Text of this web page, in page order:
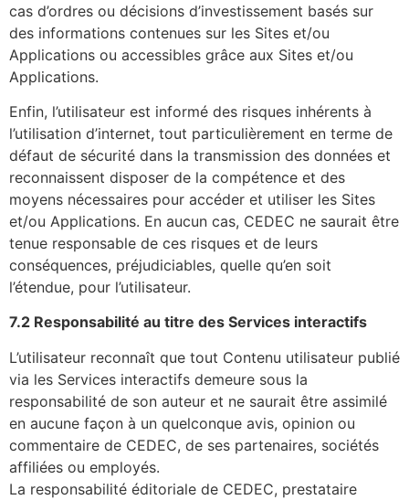
cas d’ordres ou décisions d’investissement basés sur
des informations contenues sur les Sites et/ou
Applications ou accessibles grâce aux Sites et/ou
Applications.
Enfin, l’utilisateur est informé des risques inhérents à
l’utilisation d’internet, tout particulièrement en terme de
défaut de sécurité dans la transmission des données et
reconnaissent disposer de la compétence et des
moyens nécessaires pour accéder et utiliser les Sites
et/ou Applications. En aucun cas, CEDEC ne saurait être
tenue responsable de ces risques et de leurs
conséquences, préjudiciables, quelle qu’en soit
l’étendue, pour l’utilisateur.
7.2 Responsabilité au titre des Services interactifs
L’utilisateur reconnaît que tout Contenu utilisateur publié
via les Services interactifs demeure sous la
responsabilité de son auteur et ne saurait être assimilé
en aucune façon à un quelconque avis, opinion ou
commentaire de CEDEC, de ses partenaires, sociétés
affiliées ou employés.
La responsabilité éditoriale de CEDEC, prestataire